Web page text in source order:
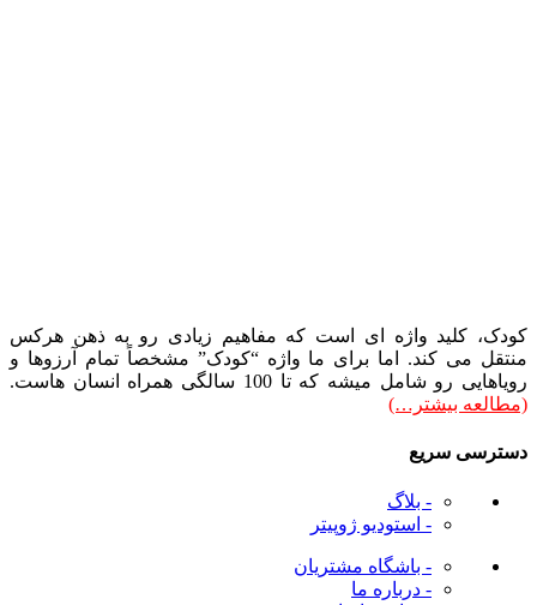
کودک، کلید واژه ای است که مفاهیم زیادی رو به ذهن هرکس
منتقل می کند. اما برای ما واژه “کودک” مشخصاً تمام آرزوها و
رویاهایی رو شامل میشه که تا 100 سالگی همراه انسان هاست.
(مطالعه بیشتر…)
دسترسی سریع
- بلاگ
- استودیو ژوپیتر
- باشگاه مشتریان
- درباره ما